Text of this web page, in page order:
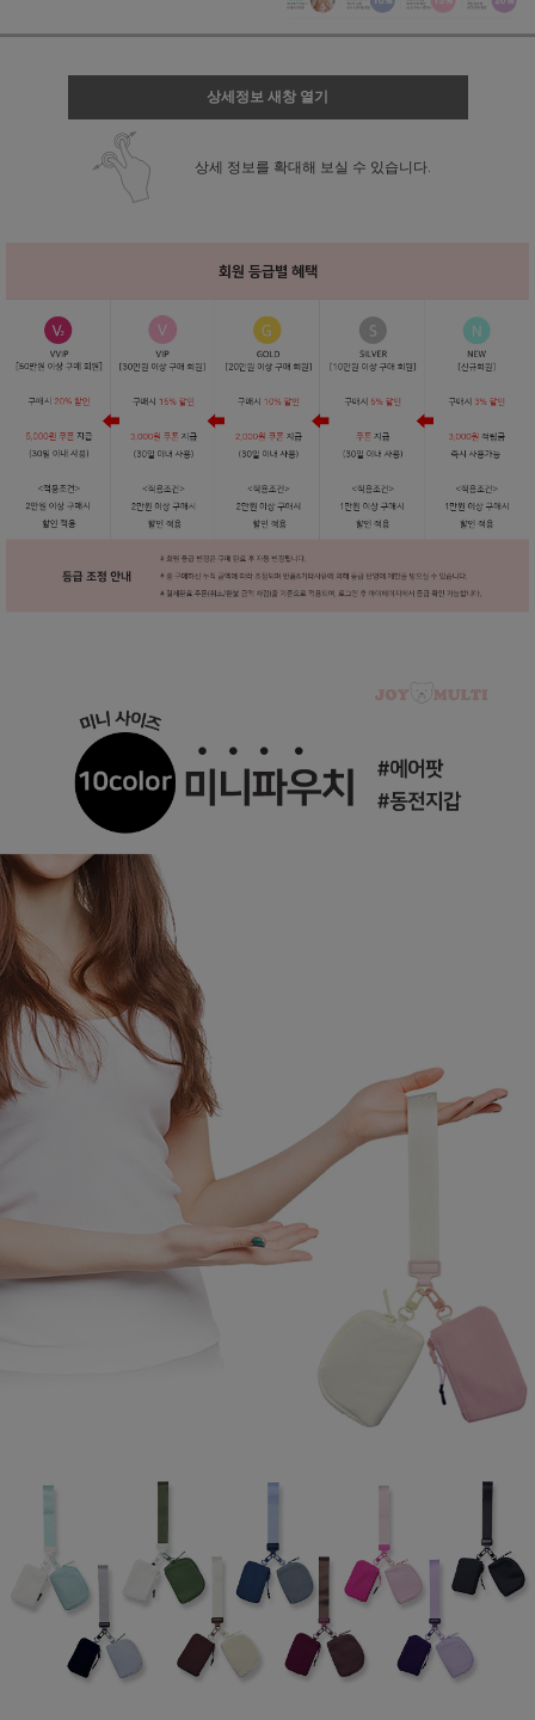
상세정보 새창 열기
상세 정보를 확대해 보실 수 있습니다.